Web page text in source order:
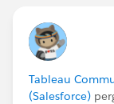
Tableau
(Salesforce)